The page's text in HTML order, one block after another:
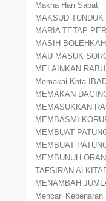
Makna Hari Sabat
MAKSUD
MARIA TETAP
MASIH
MAU MASUK
MELAINKAN RABU
Memakai Kata
MEMAKAN
MEMASUKKAN
MEMBASMI
MEMBUAT
MEMBUAT
MEMBUNUH
TAFSIRAN
MENAMBAH
Mencari Kebenaran